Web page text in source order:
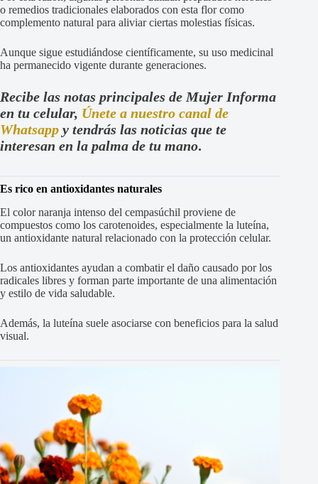
o remedios tradicionales elaborados con esta flor como
complemento natural para aliviar ciertas molestias físicas.
Aunque sigue estudiándose científicamente, su uso medicinal
ha permanecido vigente durante generaciones.
Recibe las notas principales de Mujer Informa
en tu celular, Únete a nuestro canal de
Whatsapp y tendrás las noticias que te
interesan en la palma de tu mano.
Es rico en antioxidantes naturales
El color naranja intenso del cempasúchil proviene de
compuestos como los carotenoides, especialmente la luteína,
un antioxidante natural relacionado con la protección celular.
Los antioxidantes ayudan a combatir el daño causado por los
radicales libres y forman parte importante de una alimentación
y estilo de vida saludable.
Además, la luteína suele asociarse con beneficios para la salud
visual.